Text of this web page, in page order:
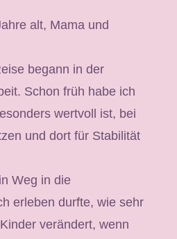
alt, Mama und
begann in der
Schon früh habe ich
wertvoll ist, bei
und dort für Stabilität
Weg in die
erleben durfte, wie sehr
verändert, wenn